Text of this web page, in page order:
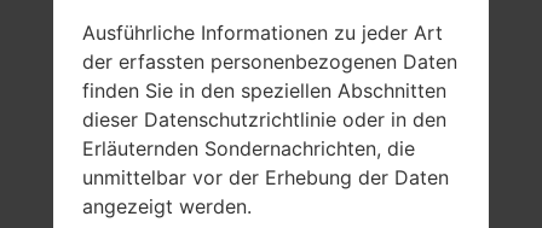
Vergleiche
Ausführliche Informationen zu jeder Art
der erfassten personenbezogenen Daten
finden Sie in den speziellen Abschnitten
dieser Datenschutzrichtlinie oder in den
Erläuternden Sondernachrichten, die
unmittelbar vor der Erhebung der Daten
angezeigt werden.